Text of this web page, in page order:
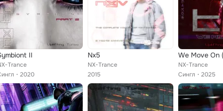
II
Trance
2020
Nx5
NX-Trance
2015
NX-Trance
Сингл
2025